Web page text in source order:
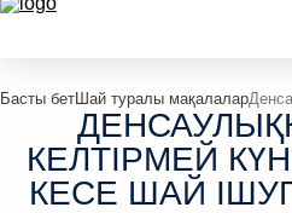
Басты бетШай туралы мақалалар
КЕЛТІРМЕЙ
КЕСЕ ШАЙ